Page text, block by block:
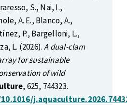
S., Nai, I.,
A. E., Blanco, A.,
P., Bargelloni, L.,
L. (2026).A dual-clam
for sustainable
of wild
, 625, 744323.